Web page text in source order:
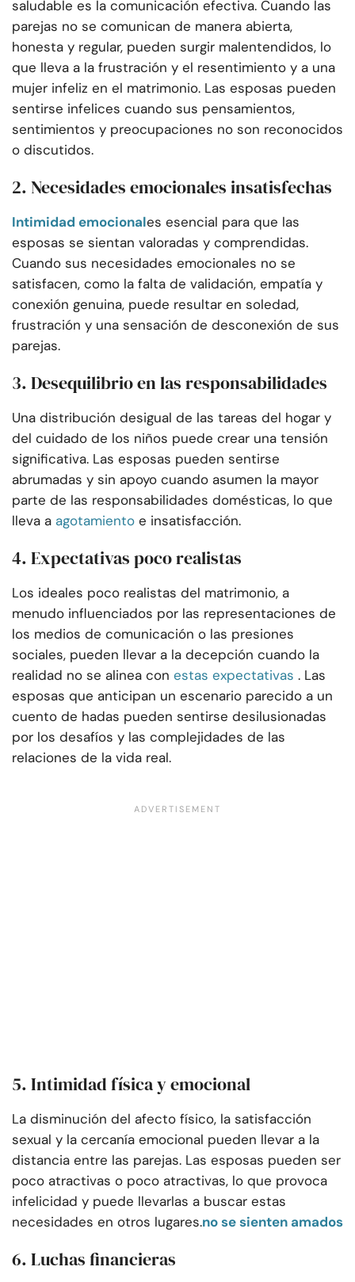
saludable es la comunicación efectiva. Cuando las
parejas no se comunican de manera abierta,
honesta y regular, pueden surgir malentendidos, lo
que lleva a la frustración y el resentimiento y a una
mujer infeliz en el matrimonio. Las esposas pueden
sentirse infelices cuando sus pensamientos,
sentimientos y preocupaciones no son reconocidos
o discutidos.
2. Necesidades emocionales insatisfechas
Intimidad emocionales esencial para que las
esposas se sientan valoradas y comprendidas.
Cuando sus necesidades emocionales no se
satisfacen, como la falta de validación, empatía y
conexión genuina, puede resultar en soledad,
frustración y una sensación de desconexión de sus
parejas.
3. Desequilibrio en las responsabilidades
Una distribución desigual de las tareas del hogar y
del cuidado de los niños puede crear una tensión
significativa. Las esposas pueden sentirse
abrumadas y sin apoyo cuando asumen la mayor
parte de las responsabilidades domésticas, lo que
lleva a agotamiento e insatisfacción.
4. Expectativas poco realistas
Los ideales poco realistas del matrimonio, a
menudo influenciados por las representaciones de
los medios de comunicación o las presiones
sociales, pueden llevar a la decepción cuando la
realidad no se alinea con estas expectativas . Las
esposas que anticipan un escenario parecido a un
cuento de hadas pueden sentirse desilusionadas
por los desafíos y las complejidades de las
relaciones de la vida real.
5. Intimidad física y emocional
La disminución del afecto físico, la satisfacción
sexual y la cercanía emocional pueden llevar a la
distancia entre las parejas. Las esposas pueden ser
poco atractivas o poco atractivas, lo que provoca
infelicidad y puede llevarlas a buscar estas
necesidades en otros lugares.no se sienten amados
6. Luchas financieras